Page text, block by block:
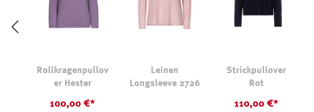
Rollkragenpullov
er Hester
100,00 €*
Leinen
Longsleeve 2726
Strickpullover
Rot
110,00 €*